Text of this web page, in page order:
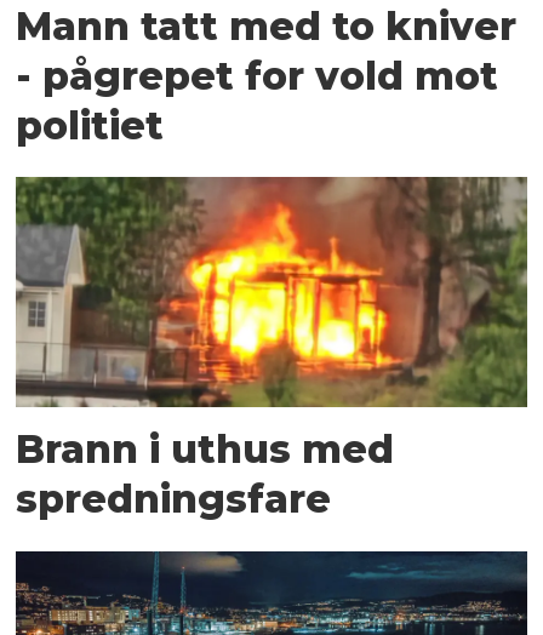
Mann tatt med to kniver
- pågrepet for vold mot
politiet
Brann i uthus med
spredningsfare